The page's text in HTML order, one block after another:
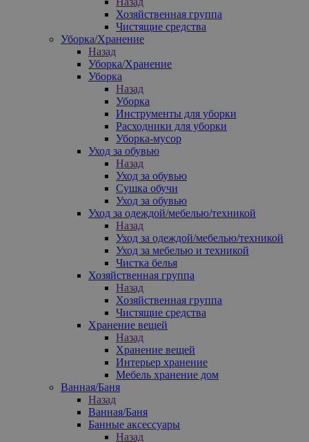
Хозяйственная группа
Чистящие средства
Уборка/Хранение
Назад
Уборка/Хранение
Уборка
Назад
Уборка
Инструменты для уборки
Расходники для уборки
Уборка-мусор
Уход за обувью
Назад
Уход за обувью
Сушка обучи
Уход за обувью
Уход за одеждой/мебелью/техникой
Назад
Уход за одеждой/мебелью/техникой
Уход за мебелью и техникой
Чистка белья
Хозяйственная группа
Назад
Хозяйственная группа
Чистящие средства
Хранение вещей
Назад
Хранение вещей
Интерьер хранение
Мебель хранение дом
Ванная/Баня
Назад
Ванная/Баня
Банные аксессуары
Назад